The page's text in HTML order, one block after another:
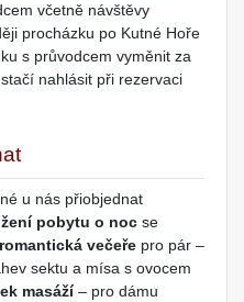
včetně návštěvy
procházku po Kutné Hoře
s průvodcem vyměnit za
nahlásit při rezervaci
u nás přiobjednat
pobytu o noc se
večeře pro pár –
sektu a mísa s ovocem
masáží– pro dámu